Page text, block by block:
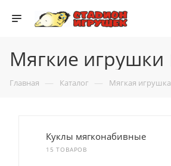
Мягкие игрушки
Главная — Каталог — Мягкая игрушка
Куклы мягконабивные
15 ТОВАРОВ